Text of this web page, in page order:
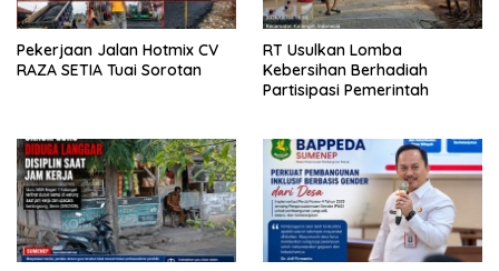
Pekerjaan Jalan Hotmix CV
RAZA SETIA Tuai Sorotan
RT Usulkan Lomba
Kebersihan Berhadiah
Partisipasi Pemerintah